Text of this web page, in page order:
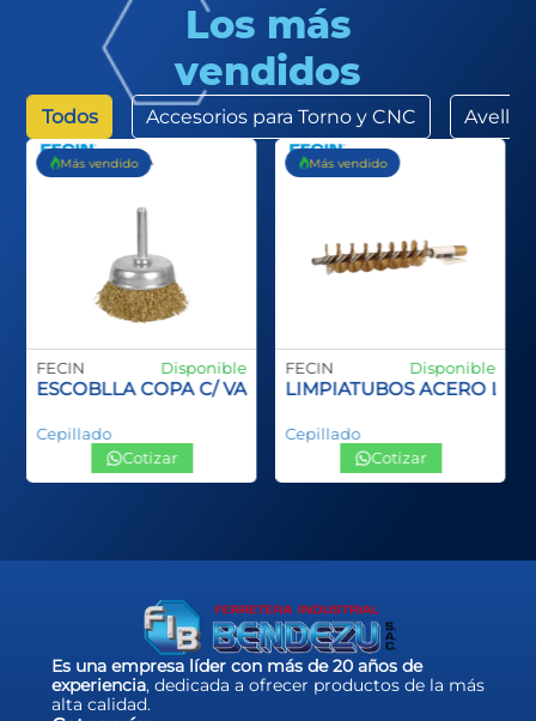
Los más
vendidos
Todos Accesorios para Torno y CNC
PLASTCO SPID INOX
Más vendido
FECIN Disponible
ESCOBLLA COPA C/ VASTAGO
Cepillado
Cotizar
Más vendido
FECIN Disponible
LIMPIATUBOS ACERO
Cepillado
Cotizar
Es una empresa líder con más de 20 años de
experiencia, dedicada a ofrecer productos de la más
alta calidad.